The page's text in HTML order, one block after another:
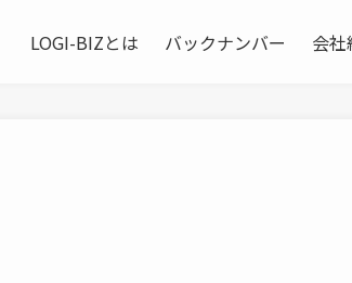
LOGI-BIZとは バックナンバー 会